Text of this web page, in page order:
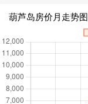
葫芦岛房价月走势图